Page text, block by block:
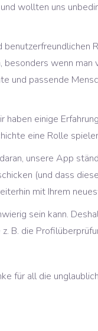
wollten uns
wenn
und passende
einige
eine Rolle
unsere App
(und dass
mit Ihrem
sein kann.
B. die
für all die